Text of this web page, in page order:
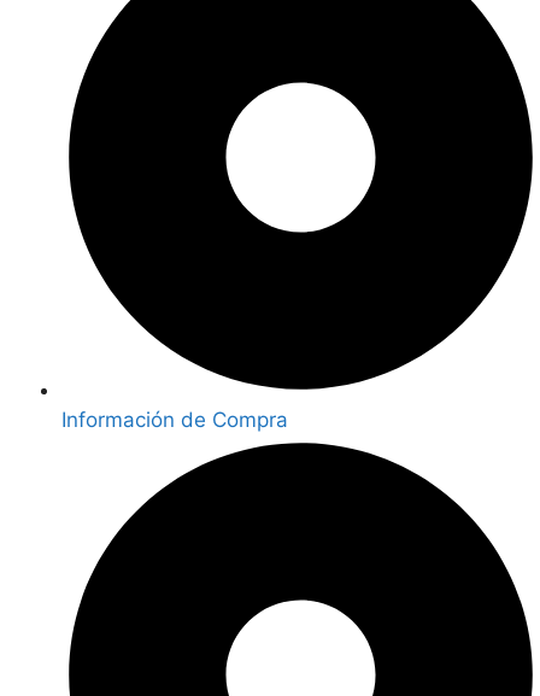
Información de Compra